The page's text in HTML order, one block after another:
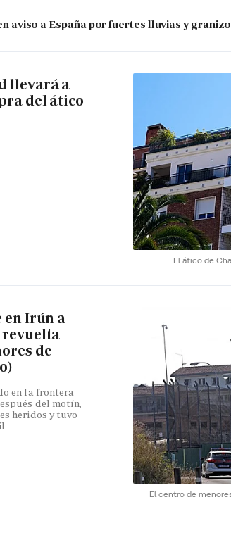
aviso a España por fuertes lluvias y
El ático de
llevará a
del ático
El centro de
en Irún a
revuelta
de
en la frontera
del motín,
heridos y tuvo